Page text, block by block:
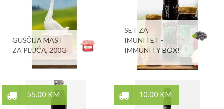
GUŠČIJA MAST
ZA PLUĆA, 200G
SET ZA
IMUNITET -
IMMUNITY BOX!
55,00 KM 10,00 KM